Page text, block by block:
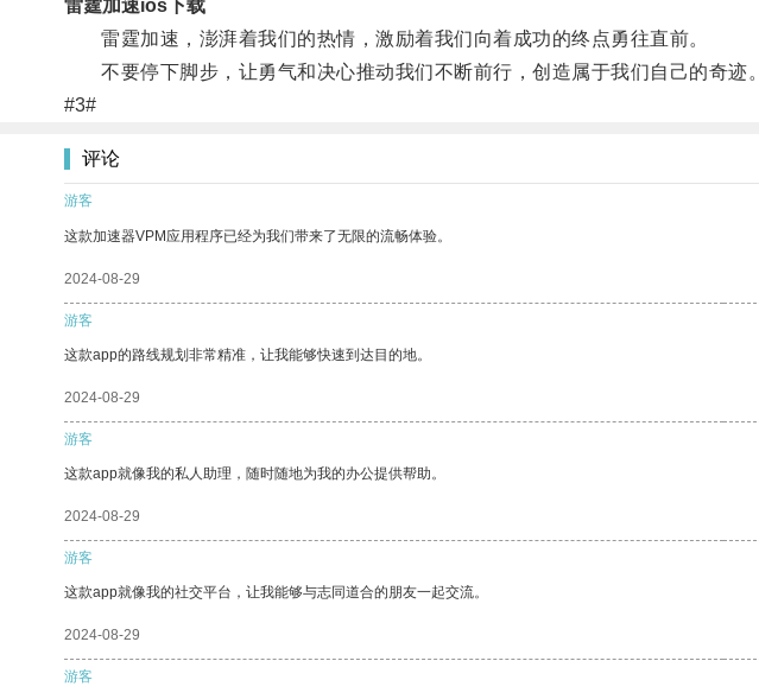
雷霆加速ios下载
雷霆加速，澎湃着我们的热情，激励着我们向着成功的终点勇往直前。
不要停下脚步，让勇气和决心推动我们不断前行，创造属于我们自己的奇迹。
#3#
评论
游客
这款加速器VPM应用程序已经为我们带来了无限的流畅体验。
2024-08-29
游客
这款app的路线规划非常精准，让我能够快速到达目的地。
2024-08-29
游客
这款app就像我的私人助理，随时随地为我的办公提供帮助。
2024-08-29
游客
这款app就像我的社交平台，让我能够与志同道合的朋友一起交流。
2024-08-29
游客